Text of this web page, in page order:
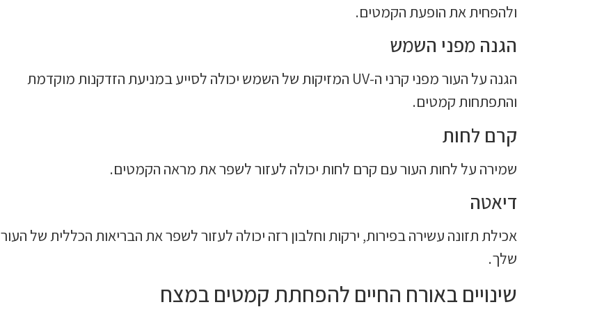
ולהפחית את הופעת הקמטים.
הגנה מפני השמש
הגנה על העור מפני קרני ה-UV המזיקות של השמש יכולה לסייע במניעת הזדקנות מוקדמת
והתפתחות קמטים.
קרם לחות
שמירה על לחות העור עם קרם לחות יכולה לעזור לשפר את מראה הקמטים.
דיאטה
אכילת תזונה עשירה בפירות, ירקות וחלבון רזה יכולה לעזור לשפר את הבריאות הכללית של העור
שלך.
שינויים באורח החיים להפחתת קמטים במצח